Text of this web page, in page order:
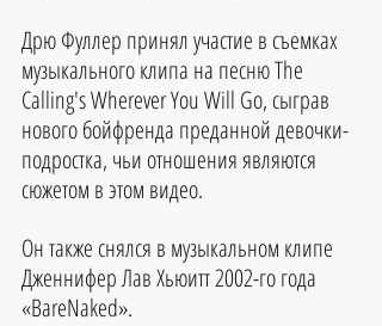
Дрю Фуллер принял участие в съемках
музыкального клипа на песню The
Calling's Wherever You Will Go, сыграв
нового бойфренда преданной девочки-
подростка, чьи отношения являются
сюжетом в этом видео.
Он также снялся в музыкальном клипе
Дженнифер Лав Хьюитт 2002-го года
«BareNaked».